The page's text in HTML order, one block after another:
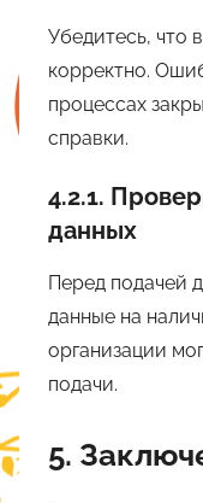
Убедитесь, что
корректно.
процессах
справки.
4.2.1.
данных
Перед подачей
данные на
организации
подачи.
5.